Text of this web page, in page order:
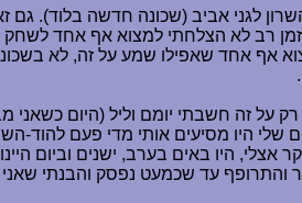
לגני אביב (שכונה חדשה בלוד). גם
רב לא הצלחתי למצוא אף אחד
אף אחד שאפילו שמע על זה, לא
על זה חשבתי יומם וליל (היום
שלי היו מסיעים אותי מדי פעם
עד שכמעט נפסק והבנתי שאני